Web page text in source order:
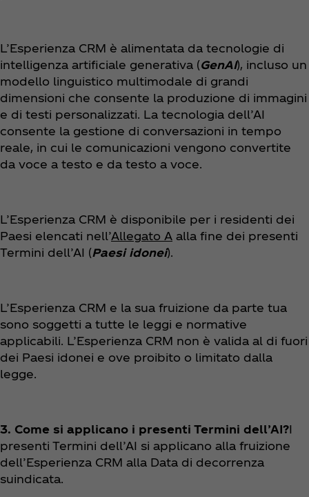
L’Esperienza CRM è alimentata da tecnologie di
intelligenza artificiale generativa (GenAI), incluso un
modello linguistico multimodale di grandi
dimensioni che consente la produzione di immagini
e di testi personalizzati. La tecnologia dell’AI
consente la gestione di conversazioni in tempo
reale, in cui le comunicazioni vengono convertite
da voce a testo e da testo a voce.
L’Esperienza CRM è disponibile per i residenti dei
Paesi elencati nell’Allegato A alla fine dei presenti
Termini dell’AI (Paesi idonei).
L’Esperienza CRM e la sua fruizione da parte tua
sono soggetti a tutte le leggi e normative
applicabili. L’Esperienza CRM non è valida al di fuori
dei Paesi idonei e ove proibito o limitato dalla
legge.
3. Come si applicano i presenti Termini dell’AI?I
presenti Termini dell’AI si applicano alla fruizione
dell’Esperienza CRM alla Data di decorrenza
suindicata.